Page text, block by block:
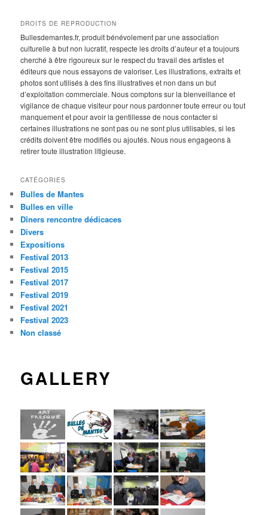
DROITS DE REPRODUCTION
Bullesdemantes.fr, produit bénévolement par une association
culturelle à but non lucratif, respecte les droits d’auteur et a toujours
cherché à être rigoureux sur le respect du travail des artistes et
éditeurs que nous essayons de valoriser. Les illustrations, extraits et
photos sont utilisés à des fins illustratives et non dans un but
d’exploitation commerciale. Nous comptons sur la bienveillance et
vigilance de chaque visiteur pour nous pardonner toute erreur ou tout
manquement et pour avoir la gentillesse de nous contacter si
certaines illustrations ne sont pas ou ne sont plus utilisables, si les
crédits doivent être modifiés ou ajoutés. Nous nous engageons à
retirer toute illustration litigieuse.
CATÉGORIES
Bulles de Mantes
Bulles en ville
Dîners rencontre dédicaces
Divers
Expositions
Festival 2013
Festival 2015
Festival 2017
Festival 2019
Festival 2021
Festival 2023
Non classé
GALLERY